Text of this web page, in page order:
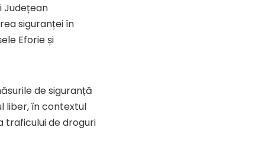
Județean
siguranței în
Eforie și
de siguranță
liber, în contextul
traficului de droguri